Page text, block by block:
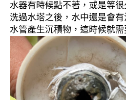
水器有時候點不著，或是等
洗過水塔之後，水中還是會
水管產生沉積物，這時候就需